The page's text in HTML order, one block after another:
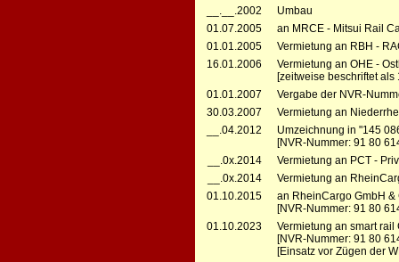
__.__.2002
Umbau
01.07.2005
an MRCE - Mitsui Rail
01.01.2005
Vermietung an RBH -
16.01.2006
Vermietung an OHE -
[zeitweise beschriftet als
01.01.2007
Vergabe der NVR-
30.03.2007
Vermietung an
__.04.2012
Umzeichnung in "145
[NVR-Nummer: 91 80
__.0x.2014
Vermietung an PCT -
__.0x.2014
Vermietung an
01.10.2015
an RheinCargo GmbH &
[NVR-Nummer: 91 80
01.10.2023
Vermietung an smart
[NVR-Nummer: 91 80
[Einsatz vor Zügen der